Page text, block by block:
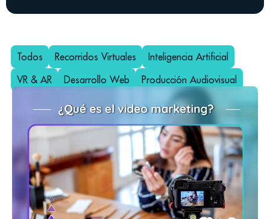
Todos Recorridos Virtuales
Inteligencia Artificial
VR & AR
Desarrollo Web Producción Audiovisual